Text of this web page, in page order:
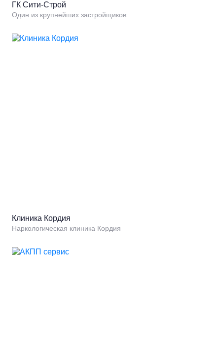
ГК Сити-Строй
Один из крупнейших застройщиков
Клиника Кордия
Наркологическая клиника Кордия